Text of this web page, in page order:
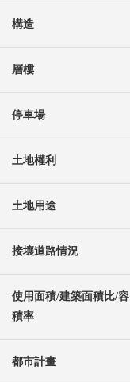
構造
層樓
停車場
土地權利
土地用途
接壤道路情況
使用面積/建築面積比/容
積率
都市計畫